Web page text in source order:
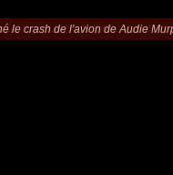
le crash de l'avion de Audie